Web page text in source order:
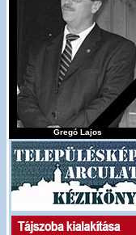
Gregó Lajos